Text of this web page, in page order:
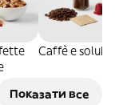
Caffè e
Показати все